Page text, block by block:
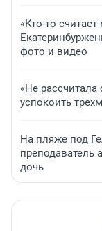
«Кто-то
фото и видео
«Не
успокоить
На пляже под
преподаватель
дочь